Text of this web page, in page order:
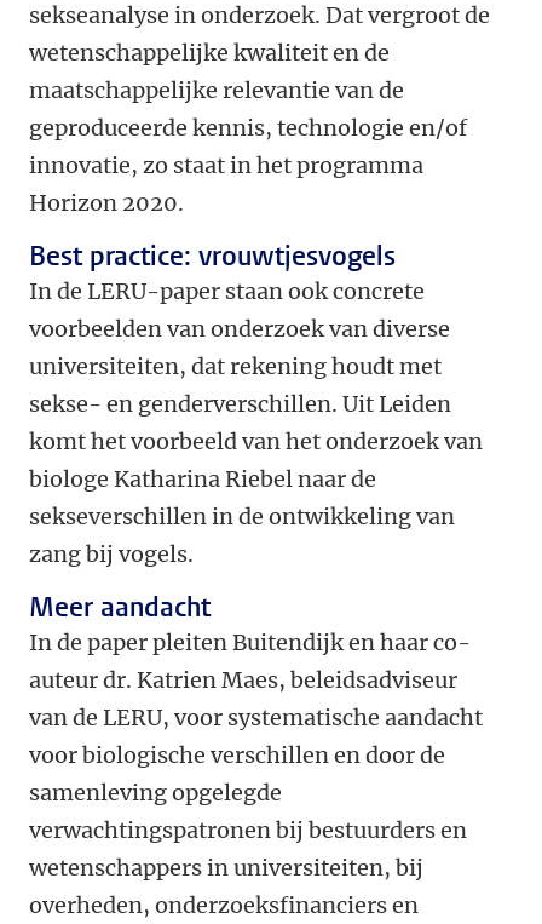
sekseanalyse in onderzoek. Dat vergroot de
wetenschappelijke kwaliteit en de
maatschappelijke relevantie van de
geproduceerde kennis, technologie en/of
innovatie, zo staat in het programma
Horizon 2020.
Best practice: vrouwtjesvogels
In de LERU-paper staan ook concrete
voorbeelden van onderzoek van diverse
universiteiten, dat rekening houdt met
sekse- en genderverschillen. Uit Leiden
komt het voorbeeld van het onderzoek van
biologe Katharina Riebel naar de
sekseverschillen in de ontwikkeling van
zang bij vogels.
Meer aandacht
In de paper pleiten Buitendijk en haar co-
auteur dr. Katrien Maes, beleidsadviseur
van de LERU, voor systematische aandacht
voor biologische verschillen en door de
samenleving opgelegde
verwachtingspatronen bij bestuurders en
wetenschappers in universiteiten, bij
overheden, onderzoeksfinanciers en